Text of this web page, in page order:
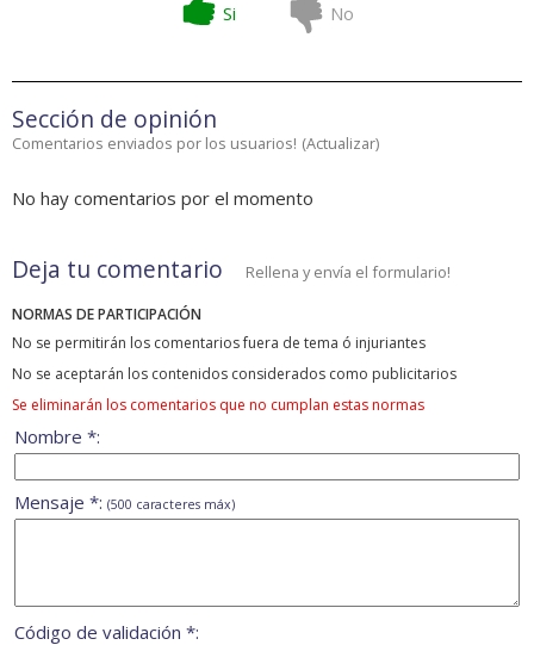
Si No
Sección de opinión
Comentarios enviados por los usuarios! (Actualizar)
No hay comentarios por el momento
Deja tu comentario Rellena y envía el formulario!
NORMAS DE PARTICIPACIÓN
No se permitirán los comentarios fuera de tema ó injuriantes
No se aceptarán los contenidos considerados como publicitarios
Se eliminarán los comentarios que no cumplan estas normas
Nombre *:
Mensaje *: (500 caracteres máx)
Código de validación *: